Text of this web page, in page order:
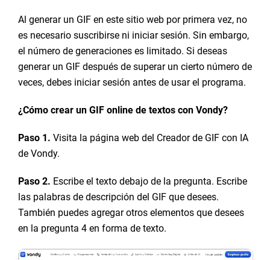
Al generar un GIF en este sitio web por primera vez, no
es necesario suscribirse ni iniciar sesión. Sin embargo,
el número de generaciones es limitado. Si deseas
generar un GIF después de superar un cierto número de
veces, debes iniciar sesión antes de usar el programa.
¿Cómo crear un GIF online de textos con Vondy?
Paso 1. Visita la página web del Creador de GIF con IA
de Vondy.
Paso 2. Escribe el texto debajo de la pregunta. Escribe
las palabras de descripción del GIF que desees.
También puedes agregar otros elementos que desees
en la pregunta 4 en forma de texto.